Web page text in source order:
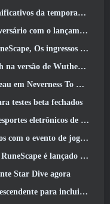
da temporada 7.5
do SS12 Lunaria hoje
estão prestes a ser colocados à venda
Waves 3.3 Atualizar
pré-visualização do jogo de lançamento
testes beta fechados
de US$ 200 mil
de jogos robóticos marcianos
é lançado hoje
Star Dive agora
beta do novo conteúdo do Endgame